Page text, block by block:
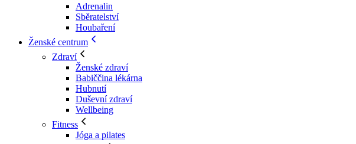
Adrenalin
Sběratelství
Houbaření
Ženské centrum
Zdraví
Ženské zdraví
Babiččina lékárna
Hubnutí
Duševní zdraví
Wellbeing
Fitness
Jóga a pilates